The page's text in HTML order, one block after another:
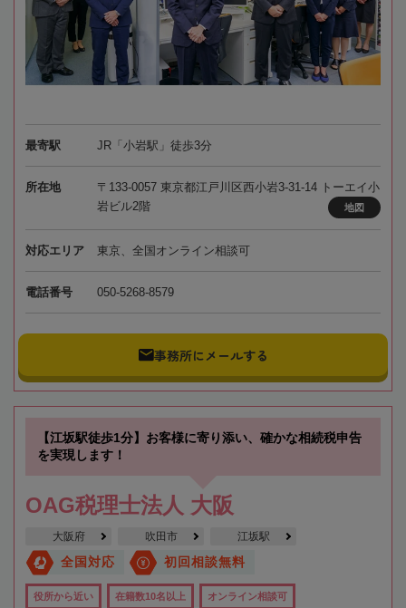
最寄駅 JR「小岩駅」徒歩3分
所在地
〒133-0057 東京都江戸川区西小岩3-31-14 トーエイ小
岩ビル2階
地図
対応エリア 東京、全国オンライン相談可
電話番号 050-5268-8579
事務所にメールする
【江坂駅徒歩1分】お客様に寄り添い、確かな相続税申告
を実現します！
OAG税理士法人 大阪
大阪府 吹田市 江坂駅
全国対応 初回相談無料
役所から近い 在籍数10名以上 オンライン相談可